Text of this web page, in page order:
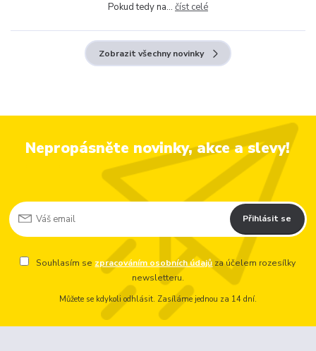
Pokud tedy na... číst celé
Zobrazit všechny novinky
Nepropásněte novinky, akce a slevy!
Přihlásit se
Souhlasím se zpracováním osobních údajů za účelem rozesílky
newsletteru.
Můžete se kdykoli odhlásit. Zasíláme jednou za 14 dní.